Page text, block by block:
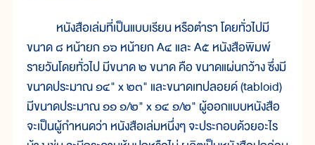
หนังสือเล่มที่เป็นแบบเรียน หรือตำรา โดยทั่วไปมี
ขนาด ๘ หน้ายก ๑๖ หน้ายก A๔ และ A๕ หนังสือพิมพ์
รายวันโดยทั่วไป มีขนาด ๒ ขนาด คือ ขนาดแผ่นกว้าง ซึ่งมี
ขนาดประมาณ ๑๔" x ๒๓" และขนาดเทปลอยด์ (tabloid)
มีขนาดประมาณ ๑๑ ๑/๒" x ๑๔ ๑/๒" ผู้ออกแบบหนังสือ
จะเป็นผู้กำหนดว่า หนังสือเล่มหนึ่งๆ จะประกอบด้วยอะไร